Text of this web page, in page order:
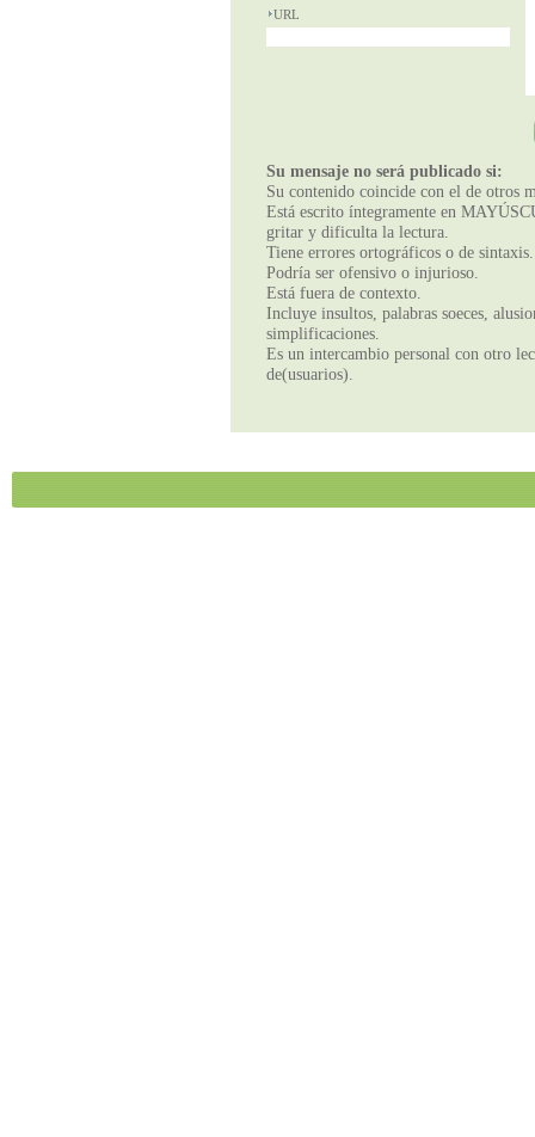
URL
Su mensaje no será publicado si:
Su contenido coincide con el de otros
Está escrito íntegramente en
gritar y dificulta la lectura.
Tiene errores ortográficos o de sintaxis.
Podría ser ofensivo o injurioso.
Está fuera de contexto.
Incluye insultos, palabras soeces,
simplificaciones.
Es un intercambio personal con otro
de(usuarios).